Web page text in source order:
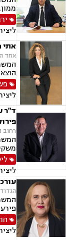
אתי
אחד העם 9 בית
ד"ר
רחוב
הגדוד